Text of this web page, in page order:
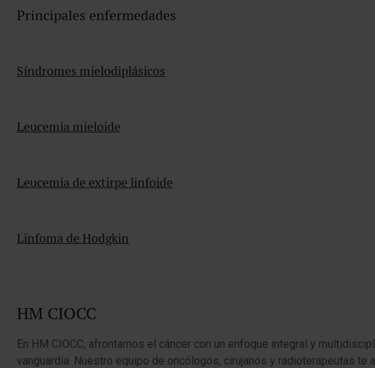
Principales enfermedades
Síndromes mielodiplásicos
Leucemia mieloide
Leucemia de extirpe linfoide
Linfoma de Hodgkin
HM CIOCC
En HM CIOCC, afrontamos el cáncer con un enfoque integral y
vanguardia. Nuestro equipo de oncólogos, cirujanos y radioterapeutas